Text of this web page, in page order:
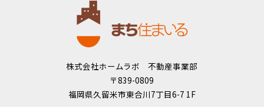
株式会社ホームラボ 不動産事業部
〒839-0809
福岡県久留米市東合川7丁目6-7 1F